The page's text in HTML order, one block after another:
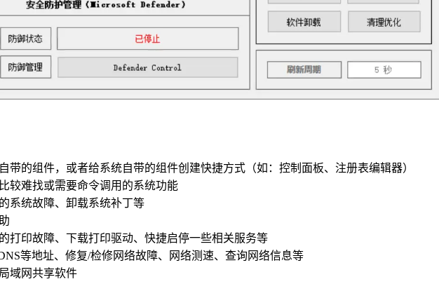
带的组件，或者给系统自带的组件创建快捷方式（如：控制面板、注册表编辑器）
较难找或需要命令调用的系统功能
系统故障、卸载系统补丁等
打印故障、下载打印驱动、快捷启停一些相关服务等
等地址、修复/检修网络故障、网络测速、查询网络信息等
域网共享软件